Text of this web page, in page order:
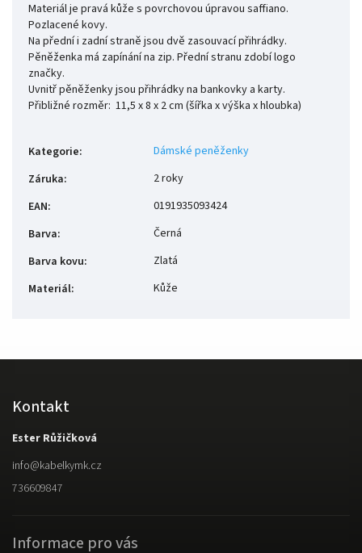
Materiál je pravá kůže s povrchovou úpravou saffiano.
Pozlacené kovy.
Na přední i zadní straně jsou dvě zasouvací přihrádky.
Pěněženka má zapínání na zip. Přední stranu zdobí logo
značky.
Uvnitř pěněženky jsou přihrádky na bankovky a karty.
Přibližné rozměr: 11,5 x 8 x 2 cm (šířka x výška x hloubka)
Kategorie:
Dámské peněženky
Záruka:
2 roky
EAN:
0191935093424
Barva:
Černá
Barva kovu:
Zlatá
Materiál: Kůže
Kontakt
Ester Růžičková
info@kabelkymk.cz
736609847
Informace pro vás